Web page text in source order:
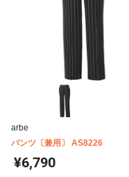
arbe
パンツ〔兼用〕 AS8226
¥6,790